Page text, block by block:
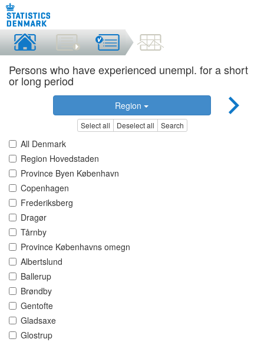
Persons who have experienced unempl. for a short
or long period
Region
Select all Deselect all Search
All Denmark
Region Hovedstaden
Province Byen København
Copenhagen
Frederiksberg
Dragør
Tårnby
Province Københavns omegn
Albertslund
Ballerup
Brøndby
Gentofte
Gladsaxe
Glostrup